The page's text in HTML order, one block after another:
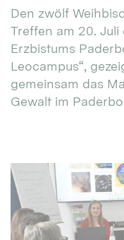
Den zwölf
Treffen am 20.
Erzbistums
Leocampus“,
gemeinsam das
Gewalt im